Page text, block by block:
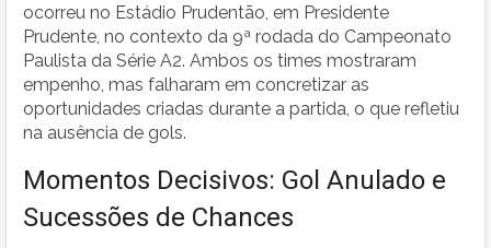
ocorreu no Estádio Prudentão, em Presidente
Prudente, no contexto da 9ª rodada do Campeonato
Paulista da Série A2. Ambos os times mostraram
empenho, mas falharam em concretizar as
oportunidades criadas durante a partida, o que refletiu
na ausência de gols.
Momentos Decisivos: Gol Anulado e
Sucessões de Chances